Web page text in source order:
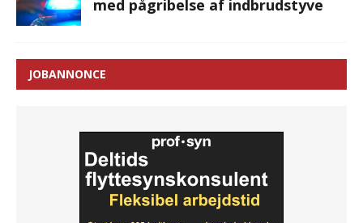
med pågribelse af indbrudstyve
JOBANNONCE